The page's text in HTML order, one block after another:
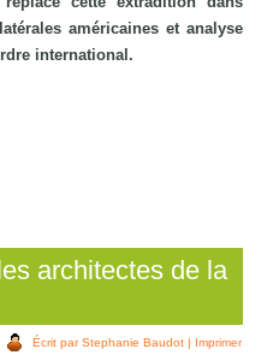
américaines et analyse
international.
architectes de la
Écrit par Stephanie Baudot | Imprimer